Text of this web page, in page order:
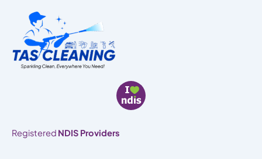
content
Registered NDIS Providers